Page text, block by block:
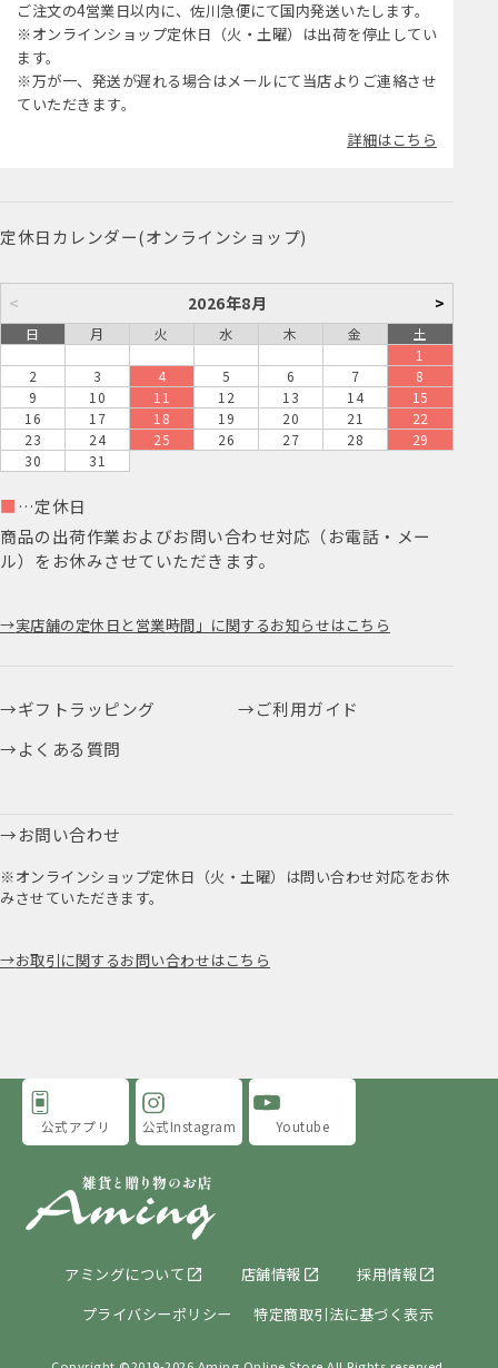
ご注文の4営業日以内に、佐川急便にて国内発送いたします。
※オンラインショップ定休日（火・土曜）は出荷を停止してい
ます。
※万が一、発送が遅れる場合はメールにて当店よりご連絡させ
ていただきます。
詳細はこちら
定休日カレンダー(オンラインショップ)
< 2026年8月 >
日 月 火 水 木 金
土
1
2
3 4 5 6 7
8
9
10 11 12 13 14
15
16
17 18 19 20 21
22
23
24 25 26 27 28
29
30
31
■ …定休日
商品の出荷作業およびお問い合わせ対応（お電話・メー
ル）をお休みさせていただきます。
実店舗の定休日と営業時間」に関するお知らせはこちら
ギフトラッピング
ご利用ガイド
よくある質問
お問い合わせ
※オンラインショップ定休日（火・土曜）は問い合わせ対応をお休
みさせていただきます。
お取引に関するお問い合わせはこちら
アミングについて 店舗情報
採用情報
プライバシーポリシー
特定商取引法に基づく表示
公式アプリ 公式Instagram Youtube